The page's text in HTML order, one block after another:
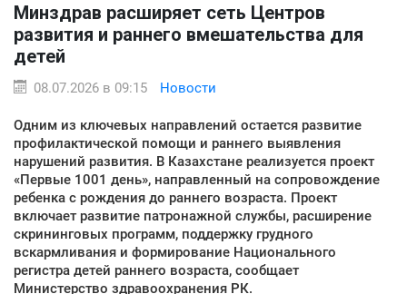
Минздрав расширяет сеть Центров
развития и раннего вмешательства для
детей
08.07.2026 в 09:15 Новости
Одним из ключевых направлений остается развитие
профилактической помощи и раннего выявления
нарушений развития. В Казахстане реализуется проект
«Первые 1001 день», направленный на сопровождение
ребенка с рождения до раннего возраста. Проект
включает развитие патронажной службы, расширение
скрининговых программ, поддержку грудного
вскармливания и формирование Национального
регистра детей раннего возраста, сообщает
Министерство здравоохранения РК.